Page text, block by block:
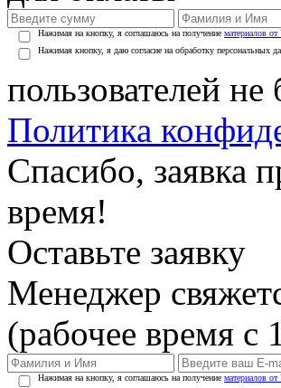
Нажимая на кнопку, я соглашаюсь на получение материалов от
Нажимая кнопку, я даю согласие на обработку персональных
пользователей
Политика
Спасибо, заявка
время!
Оставьте заявку
Менеджер
(рабочее время с
Нажимая на кнопку, я соглашаюсь на получение материалов от